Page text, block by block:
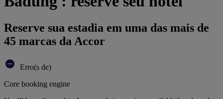
Reserve sua estadia em uma das mais de
45 marcas da Accor
Erro(s de)
Core booking engine